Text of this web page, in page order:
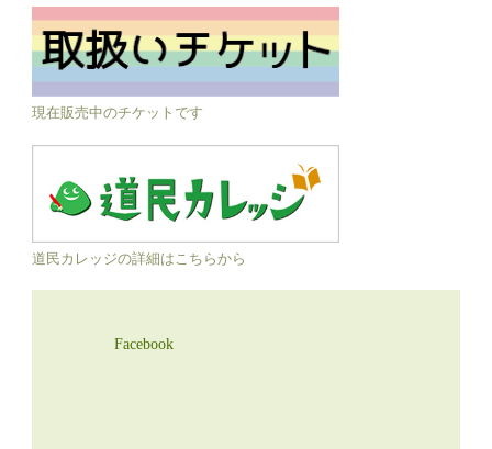
現在販売中のチケットです
道民カレッジの詳細はこちらから
Facebook